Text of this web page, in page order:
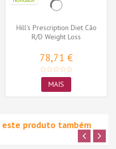
Hill's Prescription Diet Cão
R/D Weight Loss
78,71 €
MAIS
este produto também